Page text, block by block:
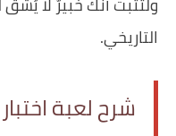
التاريخي.
شرح لعبة